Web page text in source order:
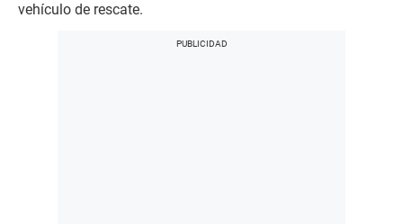
vehículo de rescate.